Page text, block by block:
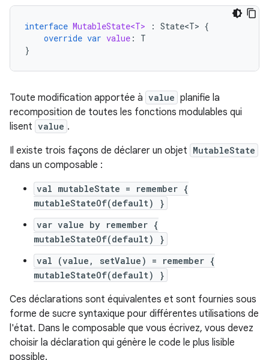
interface MutableState<T> : State<T> {
override var value :
T
}
Toute modification apportée à value planifie la
recomposition de toutes les fonctions modulables qui
lisent value .
Il existe trois façons de déclarer un objet MutableState
dans un composable :
val mutableState = remember {
mutableStateOf(default) }
var value by remember {
mutableStateOf(default) }
val (value, setValue) = remember {
mutableStateOf(default) }
Ces déclarations sont équivalentes et sont fournies sous
forme de sucre syntaxique pour différentes utilisations de
l'état. Dans le composable que vous écrivez, vous devez
choisir la déclaration qui génère le code le plus lisible
possible.